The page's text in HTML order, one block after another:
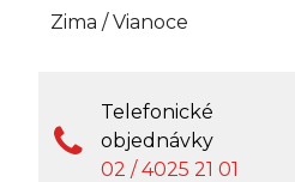
Zima / Vianoce
Telefonické
objednávky
02 / 4025 21 01